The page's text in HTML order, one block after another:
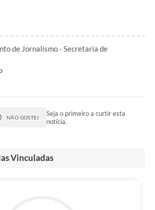
de Jornalismo - Secretaria de
NÃO GOSTEI
Seja o primeiro a curtir esta
notícia.
Vinculadas